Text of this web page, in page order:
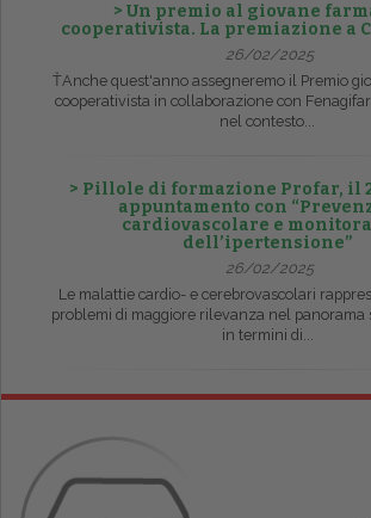
> Un premio al giovane
cooperativista. La premiazione a
26/02/2025
ŤAnche quest'anno assegneremo il Premio
cooperativista in collaborazione con
nel contesto...
> Pillole di formazione Profar, il
appuntamento con
cardiovascolare e
dell’ipertensione”
26/02/2025
Le malattie cardio- e cerebrovascolari
problemi di maggiore rilevanza nel
in termini di...